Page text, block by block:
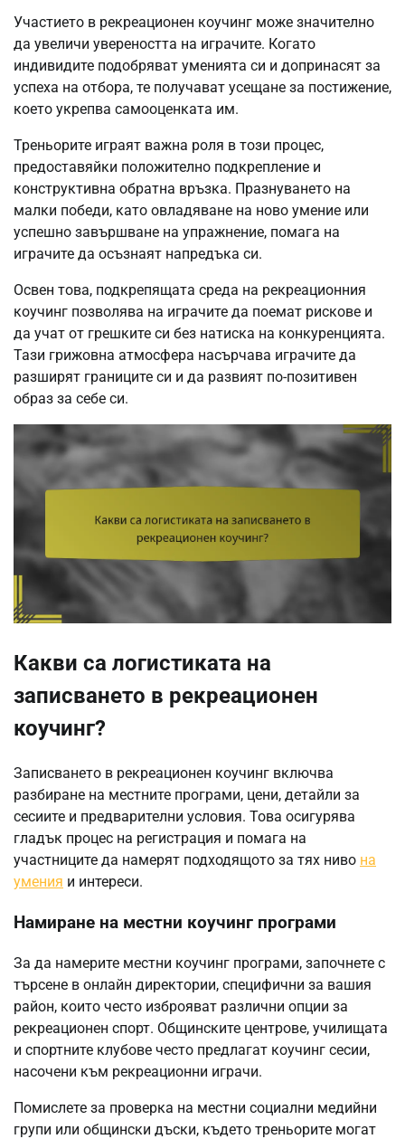
Участието в рекреационен коучинг може значително
да увеличи увереността на играчите. Когато
индивидите подобряват уменията си и допринасят за
успеха на отбора, те получават усещане за постижение,
което укрепва самооценката им.
Треньорите играят важна роля в този процес,
предоставяйки положително подкрепление и
конструктивна обратна връзка. Празнуването на
малки победи, като овладяване на ново умение или
успешно завършване на упражнение, помага на
играчите да осъзнаят напредъка си.
Освен това, подкрепящата среда на рекреационния
коучинг позволява на играчите да поемат рискове и
да учат от грешките си без натиска на конкуренцията.
Тази грижовна атмосфера насърчава играчите да
разширят границите си и да развият по-позитивен
образ за себе си.
Какви са логистиката на
записването в рекреационен
коучинг?
Записването в рекреационен коучинг включва
разбиране на местните програми, цени, детайли за
сесиите и предварителни условия. Това осигурява
гладък процес на регистрация и помага на
участниците да намерят подходящото за тях ниво на
умения и интереси.
Намиране на местни коучинг програми
За да намерите местни коучинг програми, започнете с
търсене в онлайн директории, специфични за вашия
район, които често изброяват различни опции за
рекреационен спорт. Общинските центрове, училищата
и спортните клубове често предлагат коучинг сесии,
насочени към рекреационни играчи.
Помислете за проверка на местни социални медийни
групи или общински дъски, където треньорите могат